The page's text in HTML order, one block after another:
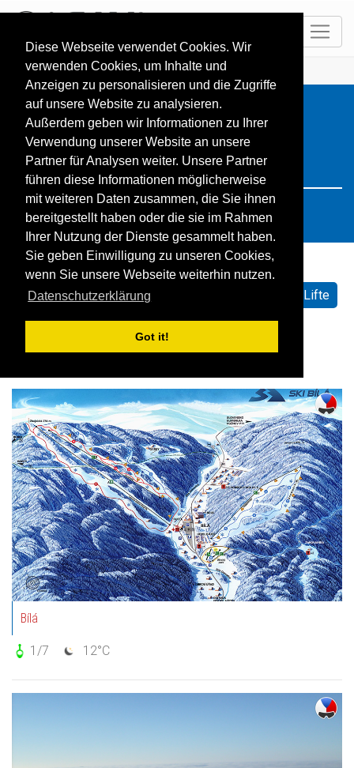
Diese Webseite verwendet Cookies. Wir
verwenden Cookies, um Inhalte und
Anzeigen zu personalisieren und die Zugriffe
auf unsere Website zu analysieren.
Außerdem geben wir Informationen zu Ihrer
Verwendung unserer Website an unsere
Partner für Analysen weiter. Unsere Partner
führen diese Informationen möglicherweise
mit weiteren Daten zusammen, die Sie ihnen
bereitgestellt haben oder die sie im Rahmen
Ihrer Nutzung der Dienste gesammelt haben.
Sie geben Einwilligung zu unseren Cookies,
wenn Sie unsere Webseite weiterhin nutzen.
Datenschutzerklärung
Got it!
HOME Resorts Search: Чехия
Sortieren nach: Standard
Geöffnete Lifte
Schneehöhe
Schneeprognose
Bílá
1/7 12°C